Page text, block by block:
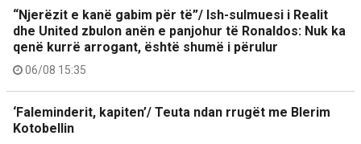
“Njerëzit e kanë gabim për të”/ Ish-sulmuesi i Realit
dhe United zbulon anën e panjohur të Ronaldos: Nuk ka
qenë kurrë arrogant, është shumë i përulur
06/08 15:35
‘Faleminderit, kapiten’/ Teuta ndan rrugët me Blerim
Kotobellin